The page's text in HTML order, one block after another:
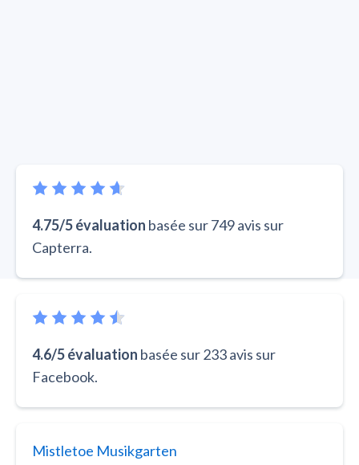
4.75/5 évaluation basée sur 749 avis sur
Capterra.
4.6/5 évaluation basée sur 233 avis sur
Facebook.
Mistletoe Musikgarten